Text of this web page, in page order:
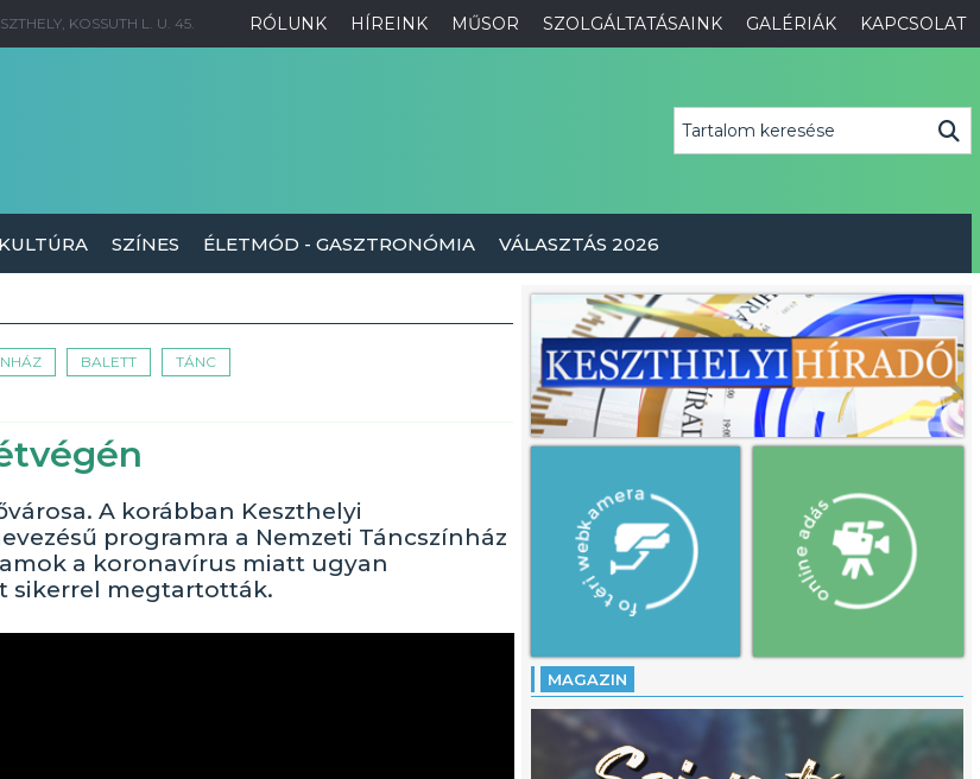
RÓLUNK HÍREINK MŰSOR SZOLGÁLTATÁSAINK GALÉRIÁK KAPCSOLAT
KOSSUTH L. U. 45.
KULTÚRA SZÍNES ÉLETMÓD - GASZTRONÓMIA VÁLASZTÁS 2026
BALETT TÁNC
A korábban Keszthelyi
programra a Nemzeti Táncszínház
a koronavírus miatt ugyan
sikerrel megtartották.
MAGAZIN